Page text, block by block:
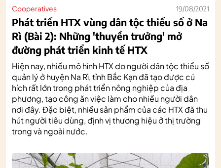
Cooperatives 19/08/2021
Phát triển HTX vùng dân tộc thiểu số ở Na
Rì (Bài 2): Những 'thuyền trưởng' mở
đường phát triển kinh tế HTX
Hiện nay, nhiều mô hình HTX do người dân tộc thiểu số
quản lý ở huyện Na Rì, tỉnh Bắc Kạn đã tạo được cú
hích rất lớn trong phát triển nông nghiệp của địa
phương, tạo công ăn việc làm cho nhiều người dân
nơi đây. Đặc biệt, nhiều sản phẩm của các HTX đã thu
hút người tiêu dùng, định vị thương hiệu ở thị trường
trong và ngoài nước.